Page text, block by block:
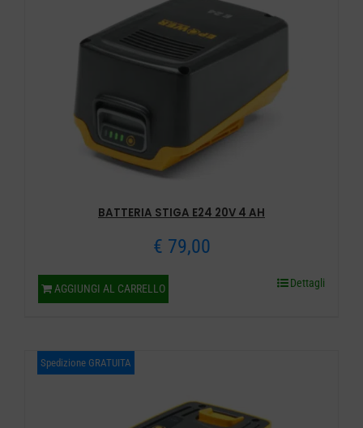
BATTERIA STIGA E24 20V 4 AH
€ 79,00
AGGIUNGI AL CARRELLO Dettagli
Spedizione GRATUITA